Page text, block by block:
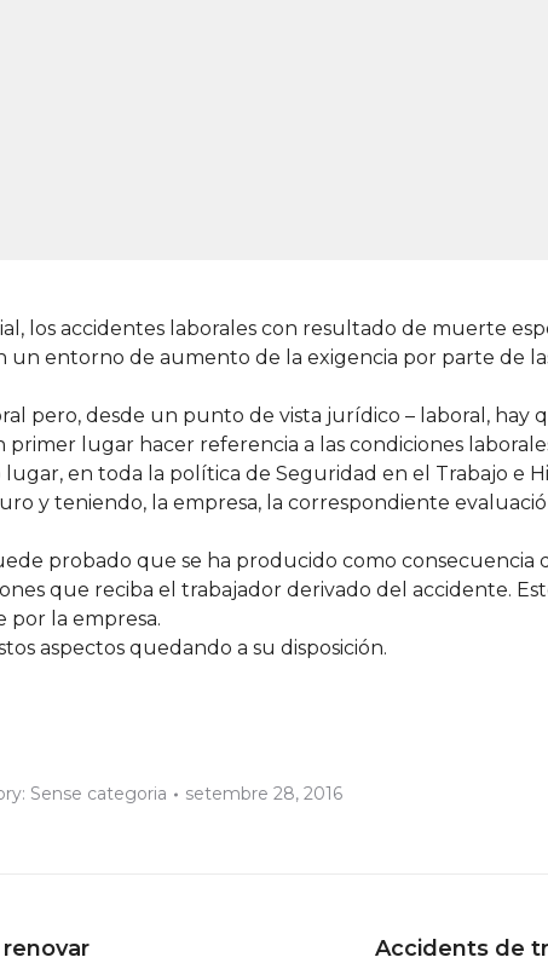
los accidentes laborales con resultado de muerte
un entorno de aumento de la exigencia por parte de
pero, desde un punto de vista jurídico – laboral, hay
lugar hacer referencia a las condiciones
en toda la política de Seguridad en el Trabajo e
y teniendo, la empresa, la correspondiente
probado que se ha producido como consecuencia
que reciba el trabajador derivado del accidente.
por la empresa.
aspectos quedando a su disposición.
Sense categoria setembre 28, 2016
Accidents de